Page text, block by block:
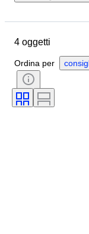
Paese d’origine
Formato della
Elenco delle
4 oggetti
Ordina per